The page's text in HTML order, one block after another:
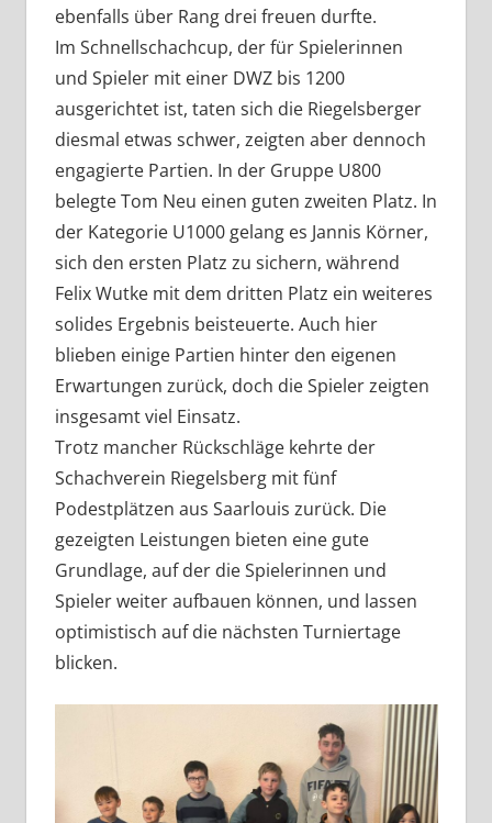
ebenfalls über Rang drei freuen durfte.
Im Schnellschachcup, der für Spielerinnen
und Spieler mit einer DWZ bis 1200
ausgerichtet ist, taten sich die Riegelsberger
diesmal etwas schwer, zeigten aber dennoch
engagierte Partien. In der Gruppe U800
belegte Tom Neu einen guten zweiten Platz. In
der Kategorie U1000 gelang es Jannis Körner,
sich den ersten Platz zu sichern, während
Felix Wutke mit dem dritten Platz ein weiteres
solides Ergebnis beisteuerte. Auch hier
blieben einige Partien hinter den eigenen
Erwartungen zurück, doch die Spieler zeigten
insgesamt viel Einsatz.
Trotz mancher Rückschläge kehrte der
Schachverein Riegelsberg mit fünf
Podestplätzen aus Saarlouis zurück. Die
gezeigten Leistungen bieten eine gute
Grundlage, auf der die Spielerinnen und
Spieler weiter aufbauen können, und lassen
optimistisch auf die nächsten Turniertage
blicken.